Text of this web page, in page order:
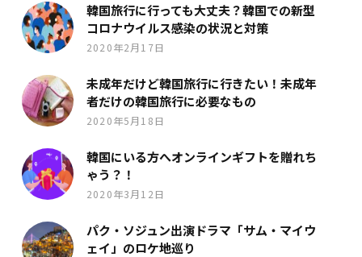
韓国旅行に行っても大丈夫？韓国での新型
コロナウイルス感染の状況と対策
2020年2月17日
未成年だけど韓国旅行に行きたい！未成年
者だけの韓国旅行に必要なもの
2020年5月18日
韓国にいる方へオンラインギフトを贈れち
ゃう？！
2020年3月12日
パク・ソジュン出演ドラマ「サム・マイウ
ェイ」のロケ地巡り